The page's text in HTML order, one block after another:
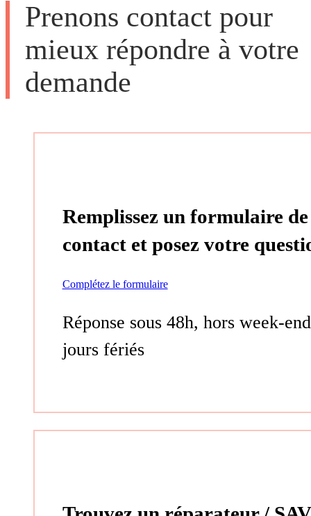
Prenons contact pour
mieux répondre à votre
demande
Remplissez un formulaire de
contact et posez votre
Complétez le formulaire
Réponse sous 48h, hors week-
jours fériés